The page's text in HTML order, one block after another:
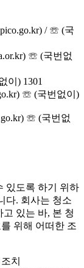
/ ☏ (국
☏ (국번없
이) 1301
☏ (국번없이)
☏ (국번없
있도록 하기 위하
다. 회사는 청소
있는 바, 본 청
위해 어떠한 조
치